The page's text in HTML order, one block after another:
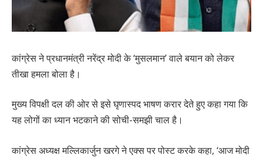
कांग्रेस ने प्रधानमंत्री नरेंद्र मोदी के ‘मुसलमान’ वाले बयान को लेकर
तीखा हमला बोला है।
मुख्य विपक्षी दल की ओर से इसे घृणास्पद भाषण करार देते हुए कहा गया कि
यह लोगों का ध्यान भटकाने की सोची-समझी चाल है।
कांग्रेस अध्यक्ष मल्लिकार्जुन खरगे ने एक्स पर पोस्ट करके कहा, ‘आज मोदी